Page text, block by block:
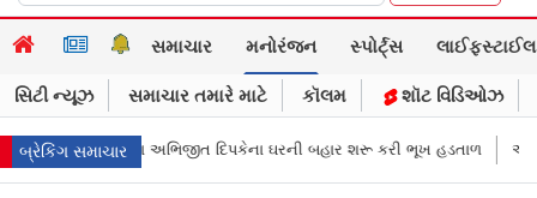
સમાચાર મનોરંજન સ્પોર્ટ્સ લાઈફસ્ટાઈલ
સિટી ન્યૂઝ સમાચાર તમારે માટે કૉલમ શૉટ વિડિઓઝ
બ્રેકિંગ સમાચાર
બહાર શરૂ કરી ભૂખ હડતાળ અભિજીત દિપકેએ CJPની નવી નીતિ જાહેર